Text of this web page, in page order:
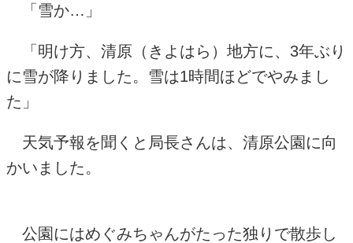
「雪か…」
「明け方、清原（きよはら）地方に、3年ぶり
に雪が降りました。雪は1時間ほどでやみまし
た」
天気予報を聞くと局長さんは、清原公園に向
かいました。
公園にはめぐみちゃんがたった独りで散歩し